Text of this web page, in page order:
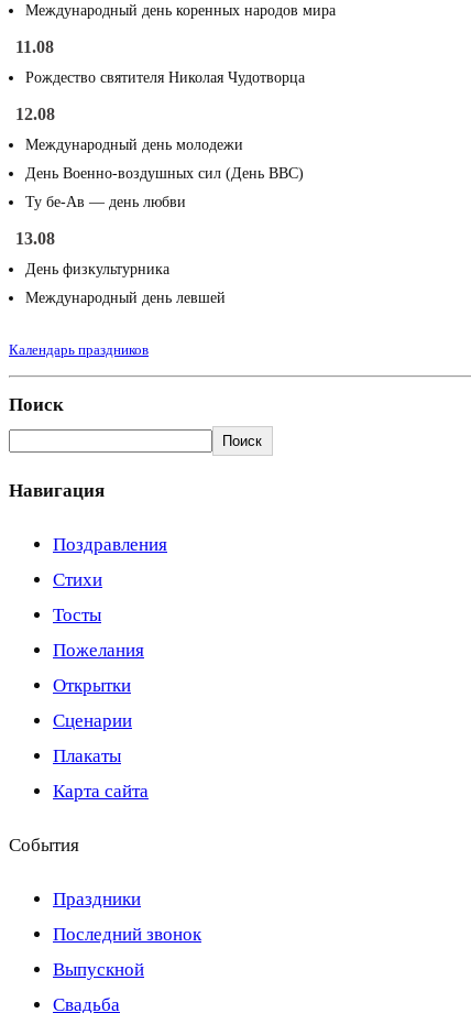
Международный день коренных народов мира
11.08
Рождество святителя Николая Чудотворца
12.08
Международный день молодежи
День Военно-воздушных сил (День ВВС)
Ту бе-Ав — день любви
13.08
День физкультурника
Международный день левшей
Календарь праздников
Поиск
Поиск
Навигация
Поздравления
Стихи
Тосты
Пожелания
Открытки
Сценарии
Плакаты
Карта сайта
События
Праздники
Последний звонок
Выпускной
Свадьба